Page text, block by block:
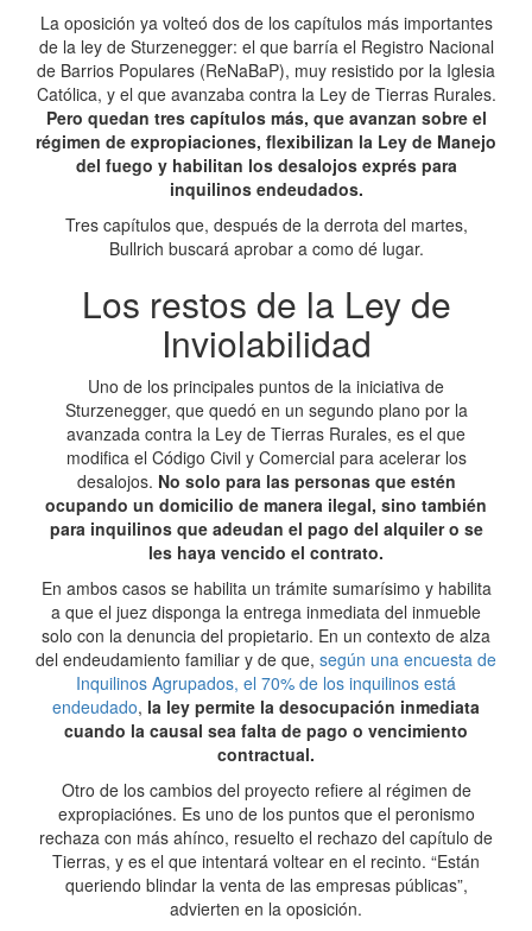
La oposición ya volteó dos de los capítulos más importantes
de la ley de Sturzenegger: el que barría el Registro Nacional
de Barrios Populares (ReNaBaP), muy resistido por la Iglesia
Católica, y el que avanzaba contra la Ley de Tierras Rurales.
Pero quedan tres capítulos más, que avanzan sobre el
régimen de expropiaciones, flexibilizan la Ley de Manejo
del fuego y habilitan los desalojos exprés para
inquilinos endeudados.
Tres capítulos que, después de la derrota del martes,
Bullrich buscará aprobar a como dé lugar.
Los restos de la Ley de
Inviolabilidad
Uno de los principales puntos de la iniciativa de
Sturzenegger, que quedó en un segundo plano por la
avanzada contra la Ley de Tierras Rurales, es el que
modifica el Código Civil y Comercial para acelerar los
desalojos. No solo para las personas que estén
ocupando un domicilio de manera ilegal, sino también
para inquilinos que adeudan el pago del alquiler o se
les haya vencido el contrato.
En ambos casos se habilita un trámite sumarísimo y habilita
a que el juez disponga la entrega inmediata del inmueble
solo con la denuncia del propietario. En un contexto de alza
del endeudamiento familiar y de que, según una encuesta de
Inquilinos Agrupados, el 70% de los inquilinos está
endeudado, la ley permite la desocupación inmediata
cuando la causal sea falta de pago o vencimiento
contractual.
Otro de los cambios del proyecto refiere al régimen de
expropiaciónes. Es uno de los puntos que el peronismo
rechaza con más ahínco, resuelto el rechazo del capítulo de
Tierras, y es el que intentará voltear en el recinto. “Están
queriendo blindar la venta de las empresas públicas”,
advierten en la oposición.